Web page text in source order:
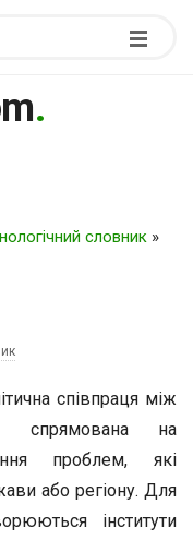
.
словник »
співпраця між
спрямована на
проблем, які
або регіону. Для
інститути